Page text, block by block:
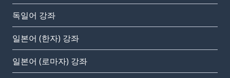
독일어 강좌
일본어 (한자) 강좌
일본어 (로마자) 강좌